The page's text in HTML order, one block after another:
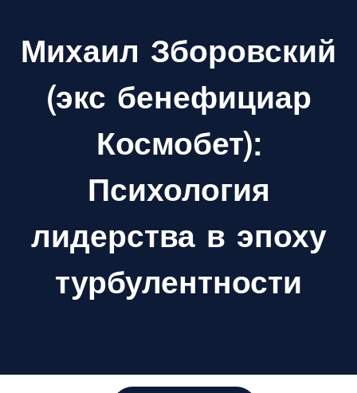
Михаил Зборовский
(экс бенефициар
Космобет):
Психология
лидерства в эпоху
турбулентности